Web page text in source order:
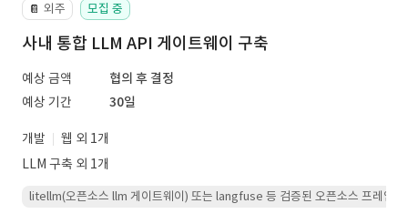
📔 외주 모집 중
사내 통합 LLM API 게이트웨이 구축
예상 금액
협의 후 결정
예상 기간
30일
개발
웹 외 1개
LLM 구축 외 1개
litellm(오픈소스 llm 게이트웨이) 또는 langfuse 등 검증된 오픈소스 프레임워